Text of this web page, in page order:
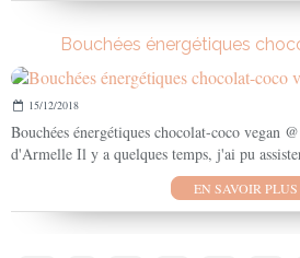
Bouchées énergétiques
15/12/2018
Bouchées énergétiques chocolat-coco vegan
d'Armelle Il y a quelques temps, j'ai pu
EN SAVOIR PLUS